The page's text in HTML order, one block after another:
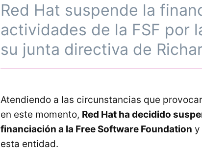
Red Hat suspende la
actividades de la FSF por
su junta directiva de
Atendiendo a las circunstancias que
en este momento, Red Hat ha decidido
financiación a la Free Software Foundation y
esta entidad.